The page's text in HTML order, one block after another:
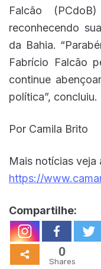
Falcão
reconhecendo
da Bahia.
Fabrício Falcão
continue
política”, concluiu.
Por Camila Brito
Mais notícias veja
https://
Compartilhe:
0
Shares